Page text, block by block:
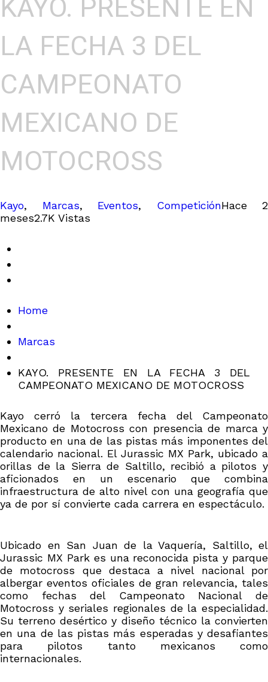
KAYO. PRESENTE EN
LA FECHA 3 DEL
CAMPEONATO
MEXICANO DE
MOTOCROSS
Kayo, Marcas, Eventos, CompeticiónHace 2
meses2.7K Vistas
Home
Marcas
KAYO. PRESENTE EN LA FECHA 3 DEL
CAMPEONATO MEXICANO DE MOTOCROSS
Kayo cerró la tercera fecha del Campeonato
Mexicano de Motocross con presencia de marca y
producto en una de las pistas más imponentes del
calendario nacional. El Jurassic MX Park, ubicado a
orillas de la Sierra de Saltillo, recibió a pilotos y
aficionados en un escenario que combina
infraestructura de alto nivel con una geografía que
ya de por sí convierte cada carrera en espectáculo.
Ubicado en San Juan de la Vaquería, Saltillo, el
Jurassic MX Park es una reconocida pista y parque
de motocross que destaca a nivel nacional por
albergar eventos oficiales de gran relevancia, tales
como fechas del Campeonato Nacional de
Motocross y seriales regionales de la especialidad.
Su terreno desértico y diseño técnico la convierten
en una de las pistas más esperadas y desafiantes
para pilotos tanto mexicanos como
internacionales.